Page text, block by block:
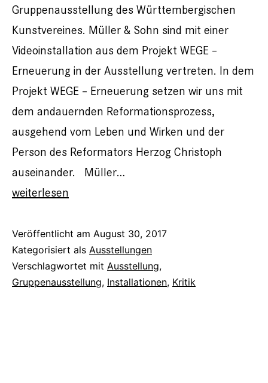
Gruppenausstellung des Württembergischen
Kunstvereines. Müller & Sohn sind mit einer
Videoinstallation aus dem Projekt WEGE –
Erneuerung in der Ausstellung vertreten. In dem
Projekt WEGE – Erneuerung setzen wir uns mit
dem andauernden Reformationsprozess,
ausgehend vom Leben und Wirken und der
Person des Reformators Herzog Christoph
auseinander. Müller…
„Präsenz,
Utopie“
WKV
–
Stuttgart
weiterlesen
Veröffentlicht am August 30, 2017
Kategorisiert als Ausstellungen
Verschlagwortet mit Ausstellung,
Gruppenausstellung, Installationen, Kritik